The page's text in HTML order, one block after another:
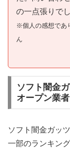
の一点張りでし
※個人の感想であ
ん
ソフト闇金
オープン業
ソフト闇金ガッ
一部のランキン